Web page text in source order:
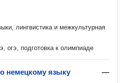
лингвистика и межкультурная
огэ, подготовка к олимпиаде
немецкому языку —